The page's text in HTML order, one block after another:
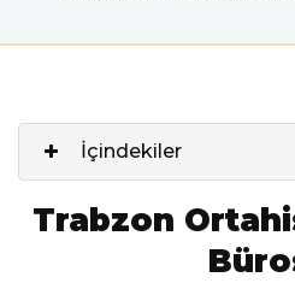
İçindekiler
Trabzon